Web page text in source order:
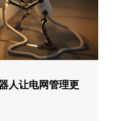
人让电网管理更